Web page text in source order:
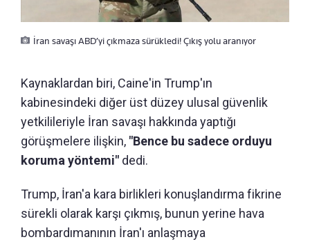
İran savaşı ABD’yi çıkmaza sürükledi! Çıkış yolu aranıyor
Kaynaklardan biri, Caine'in Trump'ın
kabinesindeki diğer üst düzey ulusal güvenlik
yetkilileriyle İran savaşı hakkında yaptığı
görüşmelere ilişkin, "Bence bu sadece orduyu
koruma yöntemi" dedi.
Trump, İran'a kara birlikleri konuşlandırma fikrine
sürekli olarak karşı çıkmış, bunun yerine hava
bombardımanının İran'ı anlaşmaya